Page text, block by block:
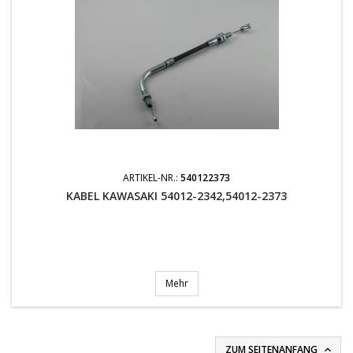
ARTIKEL-NR.: 540122373
KABEL KAWASAKI 54012-2342,54012-2373
Mehr
ZUM SEITENANFANG 